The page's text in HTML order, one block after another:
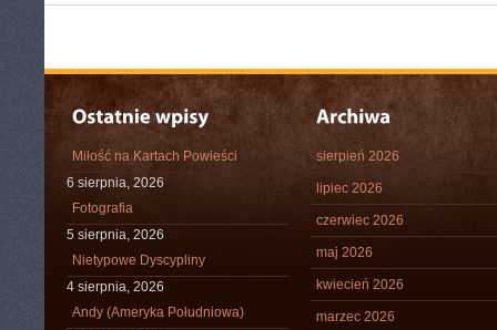
Miłość na Kartach Powieści
6 sierpnia, 2026
Fotografia
5 sierpnia, 2026
Nietypowe Dyscypliny
4 sierpnia, 2026
Andy (Ameryka Południowa)
sierpień 2026
lipiec 2026
czerwiec 2026
maj 2026
kwiecień 2026
marzec 2026